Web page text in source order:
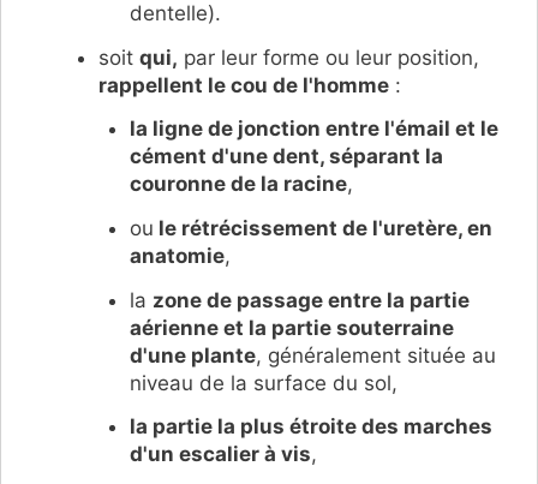
dentelle).
soit qui, par leur forme ou leur position,
rappellent le cou de l'homme :
la ligne de jonction entre l'émail et le
cément d'une dent, séparant la
couronne de la racine,
ou le rétrécissement de l'uretère, en
anatomie,
la zone de passage entre la partie
aérienne et la partie souterraine
d'une plante, généralement située au
niveau de la surface du sol,
la partie la plus étroite des marches
d'un escalier à vis,